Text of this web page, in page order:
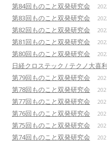
第84回ものこと双発研究会
第83回ものこと双発研究会
第82回ものこと双発研究会
第81回ものこと双発研究会
第80回ものこと双発研究会
日経クロステック / テクノ大喜
第79回ものこと双発研究会
第78回ものこと双発研究会
第77回ものこと双発研究会
第76回ものこと双発研究会
第75回ものこと双発研究会
第74回ものこと双発研究会